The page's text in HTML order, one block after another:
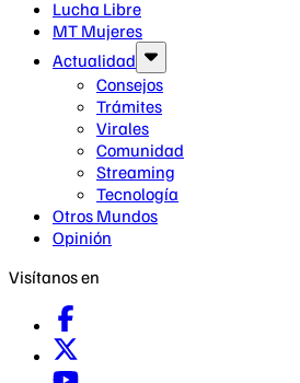
Lucha Libre
MT Mujeres
Actualidad
Consejos
Trámites
Virales
Comunidad
Streaming
Tecnología
Otros Mundos
Opinión
Visítanos en